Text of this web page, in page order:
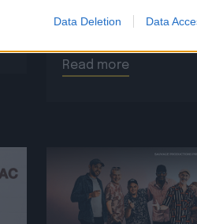
Data Deletion Data
tout amateur de
encore un opus
Read more